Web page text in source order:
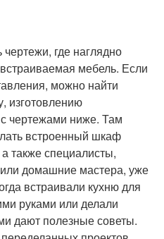
где наглядно
мебель. Если
можно найти
изготовлению
чертежами ниже. Там
встроенный шкаф
также специалисты,
домашние мастера, уже
встраивали кухню для
руками или делали
дают полезные советы.